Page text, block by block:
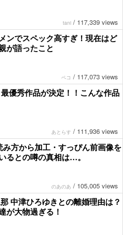
tani / 117,339 views
ンでスペック高すぎ！現在はど
が語ったこと
ペコ / 117,073 views
最優秀作品が決定！！こんな作品
あとらす / 111,936 views
方から加工・すっぴん前画像を
るとの噂の真相は…。
のあのあ / 105,005 views
中津ひろゆきとの離婚理由は？
が大物過ぎる！